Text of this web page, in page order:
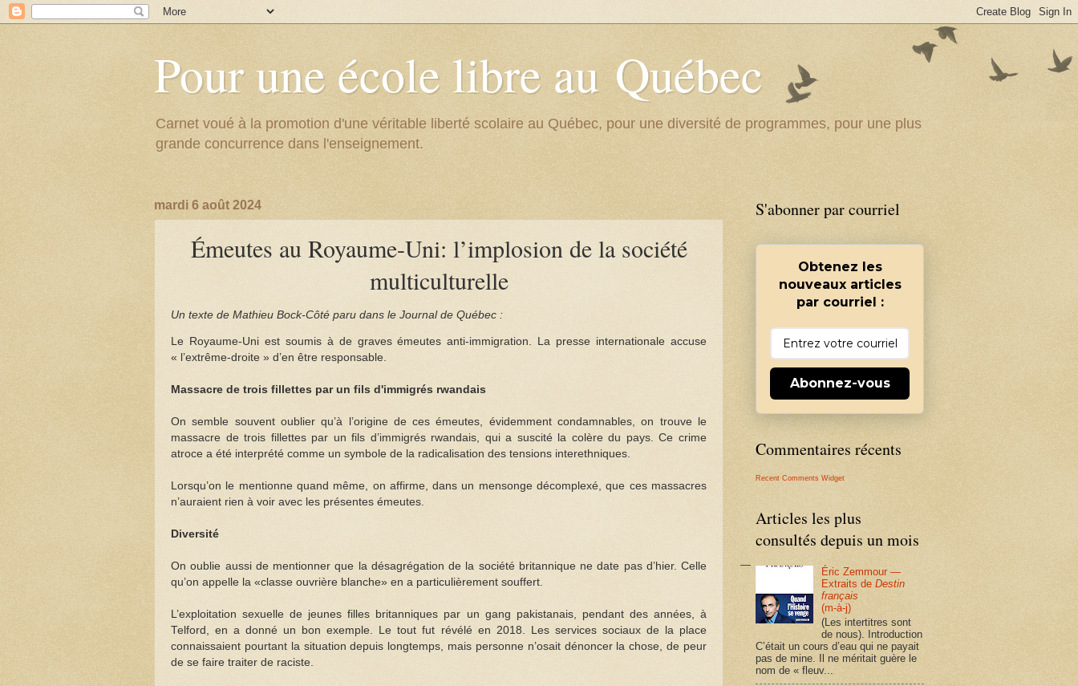
Pour une école libre au Québec
Carnet voué à la promotion d'une véritable liberté scolaire au Québec, pour une diversité de programmes, pour une plus
grande concurrence dans l'enseignement.
mardi 6 août 2024
Émeutes au Royaume-Uni: l’implosion de la société
multiculturelle
Un texte de Mathieu Bock-Côté paru dans le Journal de Québec :
Le Royaume-Uni est soumis à de graves émeutes anti-immigration. La presse internationale accuse
« l’extrême-droite » d’en être responsable.
Massacre de trois fillettes par un fils d'immigrés rwandais
On semble souvent oublier qu’à l’origine de ces émeutes, évidemment condamnables, on trouve le
massacre de trois fillettes par un fils d’immigrés rwandais, qui a suscité la colère du pays. Ce crime
atroce a été interprété comme un symbole de la radicalisation des tensions interethniques.
Lorsqu’on le mentionne quand même, on affirme, dans un mensonge décomplexé, que ces massacres
n’auraient rien à voir avec les présentes émeutes.
Diversité
On oublie aussi de mentionner que la désagrégation de la société britannique ne date pas d’hier. Celle
qu’on appelle la «classe ouvrière blanche» en a particulièrement souffert.
L’exploitation sexuelle de jeunes filles britanniques par un gang pakistanais, pendant des années, à
Telford, en a donné un bon exemple. Le tout fut révélé en 2018. Les services sociaux de la place
connaissaient pourtant la situation depuis longtemps, mais personne n’osait dénoncer la chose, de peur
de se faire traiter de raciste.
S'abonner par courriel
Obtenez les
nouveaux articles
par courriel :
Abonnez-vous
Commentaires récents
Recent Comments Widget
Articles les plus
consultés depuis un mois
Éric Zemmour —
Extraits deDestin
français
(m-à-j)
(Les intertitres sont
de nous). Introduction
C’était un cours d’eau qui ne payait
pas de mine. Il ne méritait guère le
nom de « fleuv...